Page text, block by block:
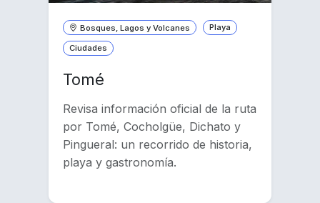
Bosques, Lagos y Volcanes Playa
Ciudades
Tomé
Revisa información oficial de la ruta
por Tomé, Cocholgüe, Dichato y
Pingueral: un recorrido de historia,
playa y gastronomía.